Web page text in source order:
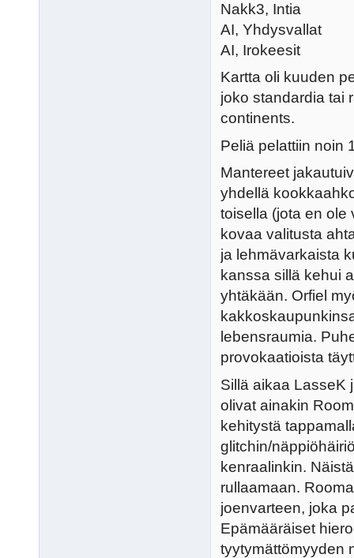
Nakk3, Intia
AI, Yhdysvallat
AI, Irokeesit
Kartta oli kuuden
joko standardia tai
continents.
Peliä pelattiin noin
Mantereet
yhdellä
toisella (jota en ole
kovaa valitusta
ja lehmävarkaista
kanssa sillä kehui
yhtäkään. Orfiel
lebensraumia.
provokaatioista
Sillä aikaa LasseK
olivat ainakin
kehitystä
glitchin/
kenraalinkin.
rullaamaan.
joenvarteen, joka
Epämääräiset
tyytymättömyyden